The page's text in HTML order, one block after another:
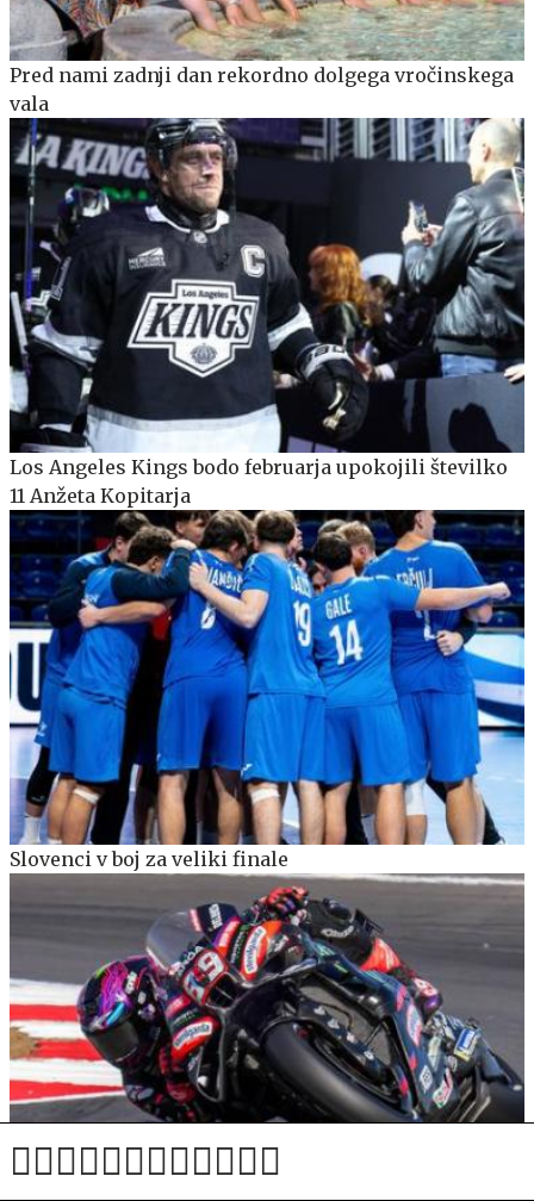
Pred nami zadnji dan rekordno dolgega vročinskega
vala
Los Angeles Kings bodo februarja upokojili številko
11 Anžeta Kopitarja
Slovenci v boj za veliki finale